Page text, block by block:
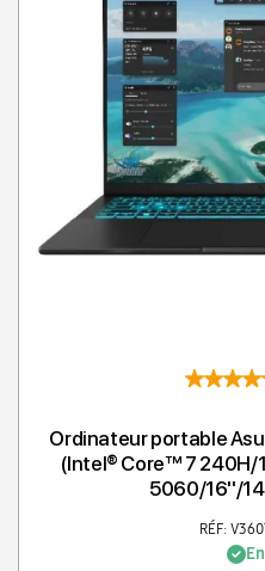
Ordinateur portable
(Intel® Core™ 7 240H/
5060/16''/
RÉF: